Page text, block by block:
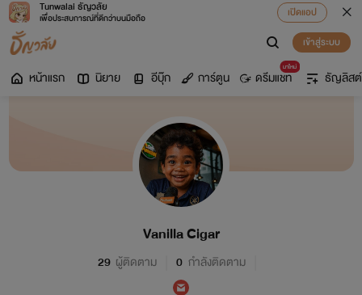
Tunwalai ธัญวลัย
เพื่อประสบการณ์ที่ดีกว่าบนมือถือ
เปิดแอป
เข้าสู่ระบบ
หน้าแรก นิยาย อีบุ๊ก การ์ตูน
มาใหม่
ดรีมแชท ธัญลิสต์
Vanilla Cigar
29 ผู้ติดตาม 0 กำลังติดตาม